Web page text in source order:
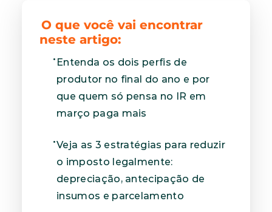
O que você vai encontrar
neste artigo:
Entenda os dois perfis de
produtor no final do ano e por
que quem só pensa no IR em
março paga mais
Veja as 3 estratégias para reduzir
o imposto legalmente:
depreciação, antecipação de
insumos e parcelamento